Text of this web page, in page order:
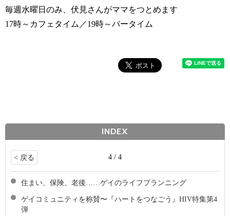
毎週水曜日のみ、伏見さんがママをつとめます
17時～カフェタイム／19時～バータイム
INDEX
< 戻る 4 / 4
住まい、保険、老後……ゲイのライフプランニング
ゲイコミュニティを称賛〜『ハートをつなごう』HIV特集第4
弾